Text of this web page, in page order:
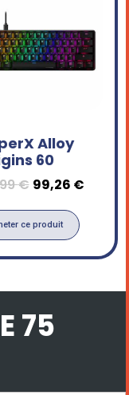
Alloy
60
€ 99,26 €
ce produit
75